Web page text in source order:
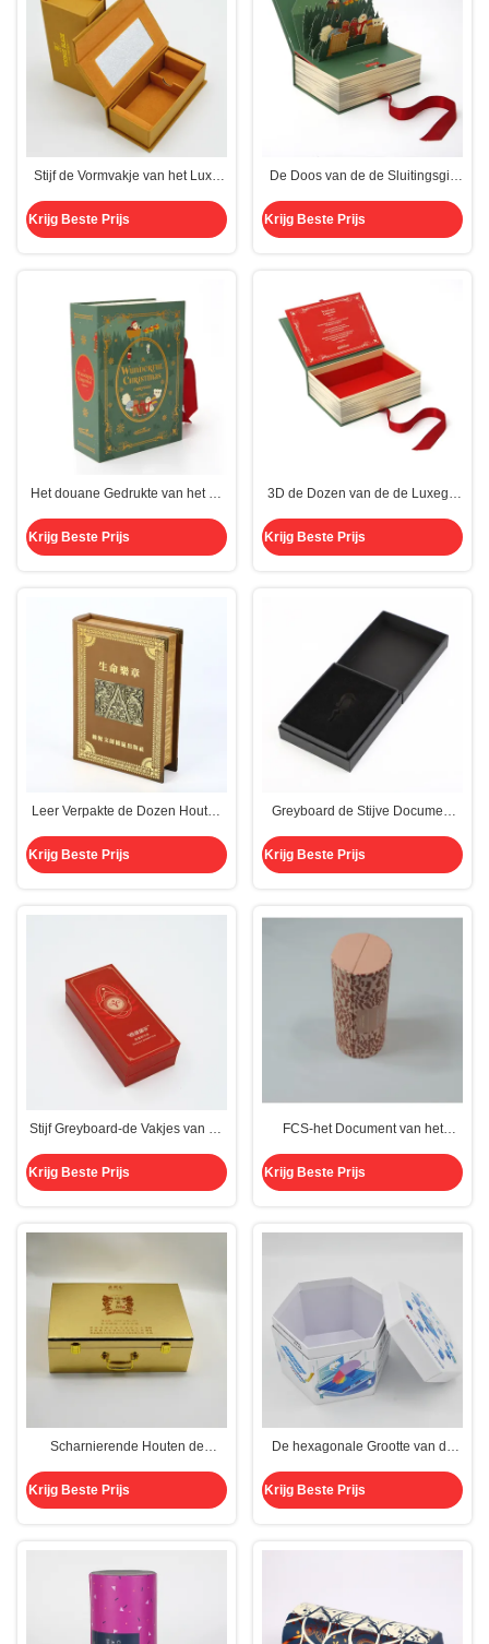
Stijf de Vormvakje van het Luxe
Krijg Beste Prijs
De Doos van de de Sluitingsgift
Magnetische Kosmetische
Krijg Beste Prijs
Het douane Gedrukte van het de
Karton van Flip Rectangle Pop
Krijg Beste Prijs
3D de Dozen van de de Luxegift
met het Magnetische Kabelband
Krijg Beste Prijs
Leer Verpakte de Dozen Houten
3D Metaalembleem
Krijg Beste Prijs
Greyboard de Stijve Document
30mm van de Herinneringsgift
Krijg Beste Prijs
Stijf Greyboard-de Vakjes van de
Dekseldouane EVA Cutouts Two
Piece Base
Krijg Beste Prijs
FCS-het Document van het
165mmX70mm Stijve Gift CMYK
Krijg Beste Prijs
Scharnierende Houten de
de Luxegift Verpakking voor
Gezondheidszorg
Krijg Beste Prijs
De hexagonale Grootte van de
de Kartonluxe
Krijg Beste Prijs